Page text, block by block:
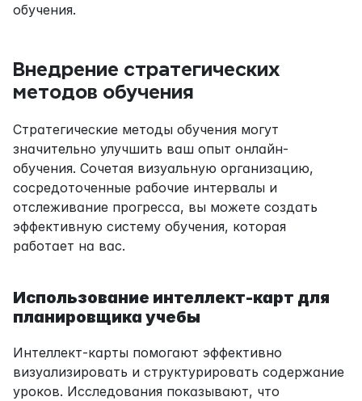
обучения.
Внедрение стратегических
методов обучения
Стратегические методы обучения могут
значительно улучшить ваш опыт онлайн-
обучения. Сочетая визуальную организацию,
сосредоточенные рабочие интервалы и
отслеживание прогресса, вы можете создать
эффективную систему обучения, которая
работает на вас.
Использование интеллект-карт для
планировщика учебы
Интеллект-карты помогают эффективно
визуализировать и структурировать содержание
уроков. Исследования показывают, что